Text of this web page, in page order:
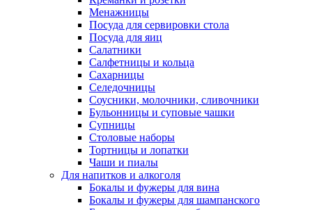
Менажницы
Посуда для сервировки стола
Посуда для яиц
Салатники
Салфетницы и кольца
Сахарницы
Селедочницы
Соусники, молочники, сливочники
Бульонницы и суповые чашки
Супницы
Столовые наборы
Тортницы и лопатки
Чаши и пиалы
Для напитков и алкоголя
Бокалы и фужеры для вина
Бокалы и фужеры для шампанского